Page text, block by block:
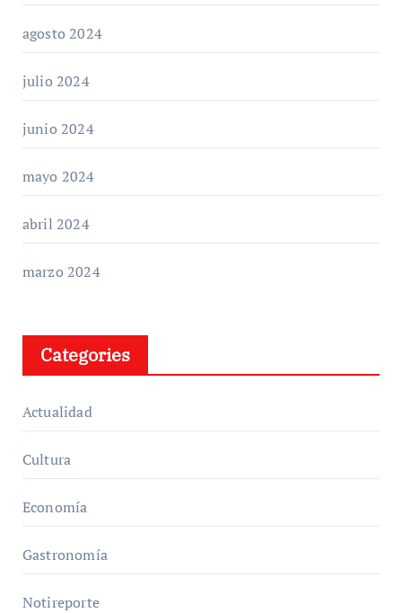
agosto 2024
julio 2024
junio 2024
mayo 2024
abril 2024
marzo 2024
Categories
Actualidad
Cultura
Economía
Gastronomía
Notireporte